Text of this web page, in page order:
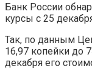
Банк России
курсы с 25
Так, по данным
16,97 копейки до
декабря его